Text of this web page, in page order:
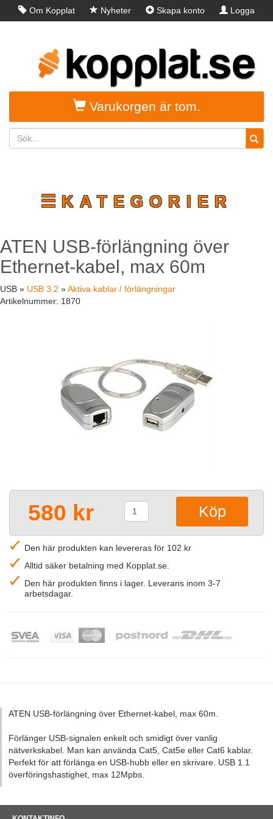
Om Kopplat Nyheter Skapa konto Logga
Varukorgen är tom.
☰KATEGORIER
ATEN USB-förlängning över
Ethernet-kabel, max 60m
USB » USB 3.2 »Aktiva kablar / förlängningar
Artikelnummer: 1870
580 kr
Den här produkten kan levereras för 102 kr
Alltid säker betalning med Kopplat.se.
Den här produkten finns i lager. Leverans inom 3-7
arbetsdagar.
ATEN USB-förlängning över Ethernet-kabel, max 60m.
Förlänger USB-signalen enkelt och smidigt över vanlig
nätverkskabel. Man kan använda Cat5, Cat5e eller Cat6 kablar.
Perfekt för att förlänga en USB-hubb eller en skrivare. USB 1.1
överföringshastighet, max 12Mpbs.